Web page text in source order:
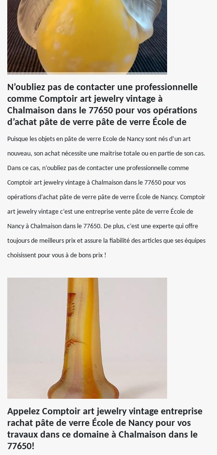
N’oubliez pas de contacter une professionnelle
comme Comptoir art jewelry vintage à
Chalmaison dans le 77650 pour vos opérations
d’achat pâte de verre pâte de verre École de
Puisque les objets en pâte de verre Ecole de Nancy sont nés d’un art
nouveau, son achat nécessite une maitrise totale ou en partie de son cas.
Dans ce cas, n’oubliez pas de contacter une professionnelle comme
Comptoir art jewelry vintage à Chalmaison dans le 77650 pour vos
opérations d’achat pâte de verre pâte de verre École de Nancy. Comptoir
art jewelry vintage c’est une entreprise vente pâte de verre École de
Nancy à Chalmaison dans le 77650. De plus, c’est une experte qui offre
toujours de meilleurs prix et assure la fiabilité des articles que ses équipes
choisissent pour vous à de bons prix !
Appelez Comptoir art jewelry vintage entreprise
rachat pâte de verre École de Nancy pour vos
travaux dans ce domaine à Chalmaison dans le
77650!